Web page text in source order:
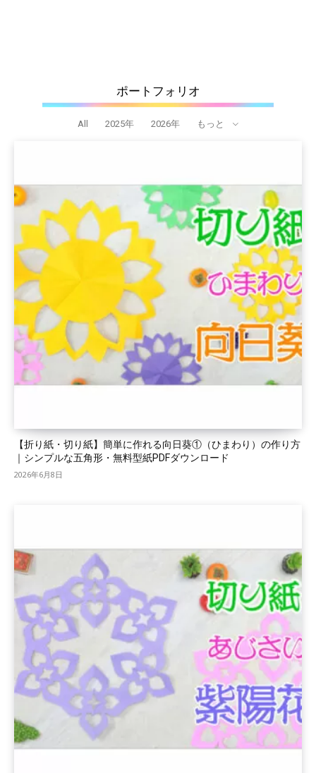
ポートフォリオ
All 2025年 2026年 もっと
【折り紙・切り紙】簡単に作れる向日葵①（ひまわり）の作り方
｜シンプルな五角形・無料型紙PDFダウンロード
2026年6月8日